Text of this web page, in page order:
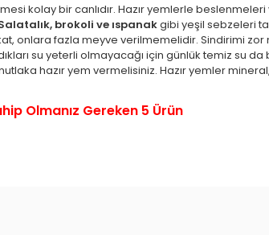
kolay bir canlıdır. Hazır yemlerle
brokoli ve ıspanakgibi yeşil sebzeleri
onlara fazla meyve verilmemelidir. Sindirimi
su yeterli olmayacağı için günlük temiz su da
hazır yem vermelisiniz. Hazır yemler
Olmanız Gereken 5 Ürün